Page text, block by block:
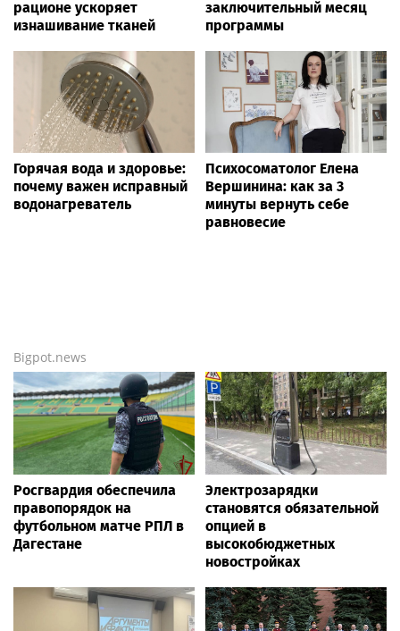
рационе ускоряет
изнашивание тканей
заключительный месяц
программы
Горячая вода и здоровье:
почему важен исправный
водонагреватель
Психосоматолог Елена
Вершинина: как за 3
минуты вернуть себе
равновесие
Bigpot.news
Росгвардия обеспечила
правопорядок на
футбольном матче РПЛ в
Дагестане
Электрозарядки
становятся обязательной
опцией в
высокобюджетных
новостройках